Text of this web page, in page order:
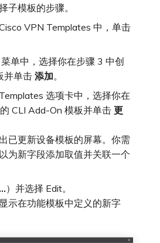
子模板的步骤。
VPN Templates 中，单击
单中，选择你在步骤 3 中创
并单击 添加。
选项卡中，选择你在
CLI Add-On 模板并单击 更
已更新设备模板的屏幕。你需
为新字段添加取值并关联一个
…）并选择 Edit。
示在功能模板中定义的新字